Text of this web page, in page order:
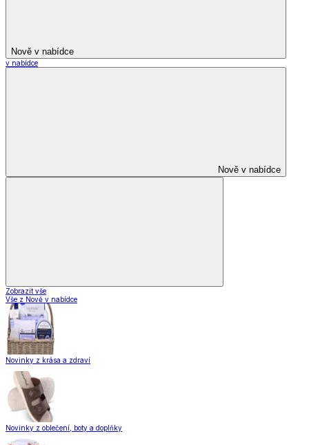
Nově v nabídce
v nabídce
Nově v nabídce
Zobrazit vše
Vše z Nově v nabídce
Novinky z krása a zdraví
Novinky z oblečení, boty a doplňky